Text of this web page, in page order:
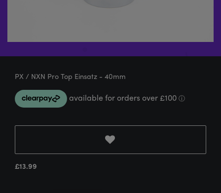
PX / NXN Pro Top Einsatz - 40mm
£13.99